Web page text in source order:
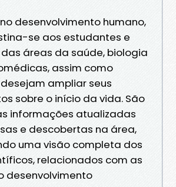
desenvolvimento humano,
se aos estudantes e
áreas da saúde, biologia
assim como
ampliar seus
sobre o início da vida. São
informações atualizadas
e descobertas na área,
uma visão completa dos
relacionados com as
desenvolvimento